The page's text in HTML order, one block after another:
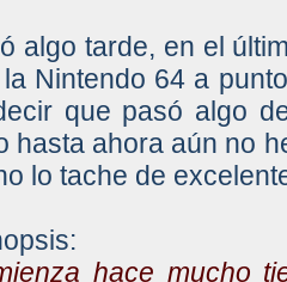
algo tarde, en el
Nintendo 64 a
que pasó algo
hasta ahora aún no
lo tache de
hace mucho